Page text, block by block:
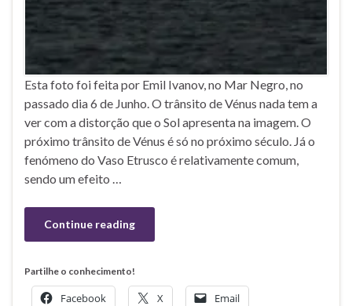
Esta foto foi feita por Emil Ivanov, no Mar Negro, no
passado dia 6 de Junho. O trânsito de Vénus nada tem a
ver com a distorção que o Sol apresenta na imagem. O
próximo trânsito de Vénus é só no próximo século. Já o
fenómeno do Vaso Etrusco é relativamente comum,
sendo um efeito …
Continue reading
Partilhe o conhecimento!
Facebook X Email